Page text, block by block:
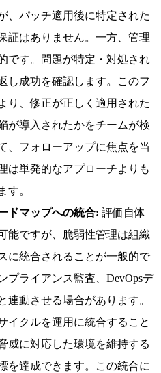
、パッチ適用後に特定された
証はありません。一方、管理
です。問題が特定・対処され
し成功を確認します。このフ
り、修正が正しく適用された
が導入されたかをチームが検
、フォローアップに焦点を当
は単発的なアプローチよりも
す。
ドマップへの統合: 評価自体
能ですが、脆弱性管理は組織
に統合されることが一般的で
プライアンス監査、DevOpsデ
連動させる場合があります。
イクルを運用に統合すること
威に対応した環境を維持する
を達成できます。この統合に